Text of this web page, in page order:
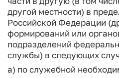
другой местности) в
Российской Федерации
формирований или
подразделений
службы) в следующих
а) по служебной